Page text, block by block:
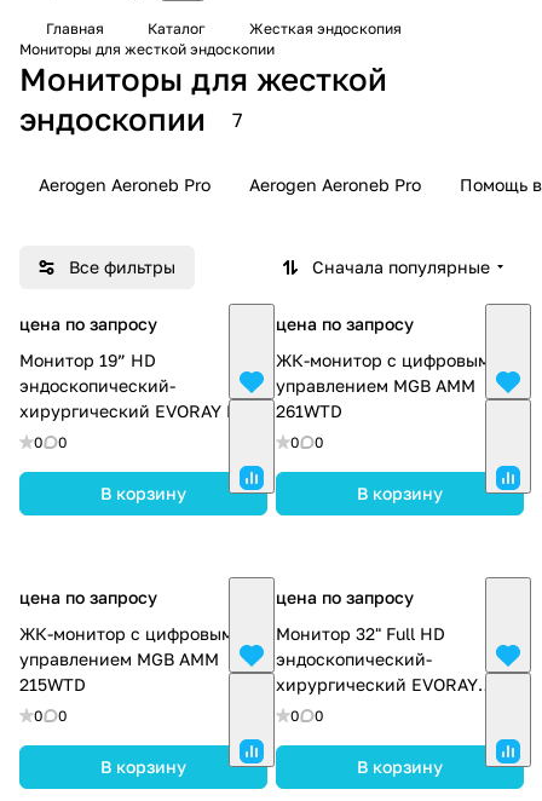
Главная Каталог
Жесткая эндоскопия
Мониторы для жесткой эндоскопии
Мониторы для жесткой
эндоскопии
7
Aerogen Aeroneb Pro Aerogen Aeroneb Pro Помощь
Все фильтры Сначала популярные
цена по запросу
Монитор 19” HD
эндоскопический-
хирургический EVORAY E190
0 0
В корзину
цена по запросу
ЖК-монитор с цифровым
управлением MGB AMM
261WTD
0 0
В корзину
цена по запросу
ЖК-монитор с цифровым
управлением MGB AMM
215WTD
0 0
В корзину
цена по запросу
Монитор 32" Full HD
эндоскопический-
хирургический EVORAY
S3221P
0 0
В корзину